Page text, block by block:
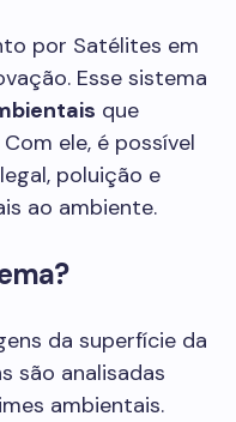
por Satélites em
Esse sistema
que
ele, é possível
poluição e
ao ambiente.
da superfície da
são analisadas
ambientais.